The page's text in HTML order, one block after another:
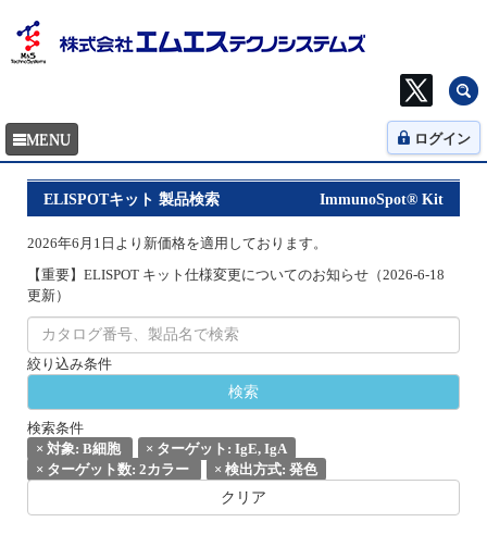
ログイン
ImmunoSpot® Kit
ELISPOTキット 製品検索
2026年6月1日より新価格を適用しております。
【重要】ELISPOT キット仕様変更についてのお知らせ（2026-6-18
更新）
絞り込み条件
検索条件
× 対象: B細胞 × ターゲット: IgE, IgA
× ターゲット数: 2カラー × 検出方式: 発色
クリア